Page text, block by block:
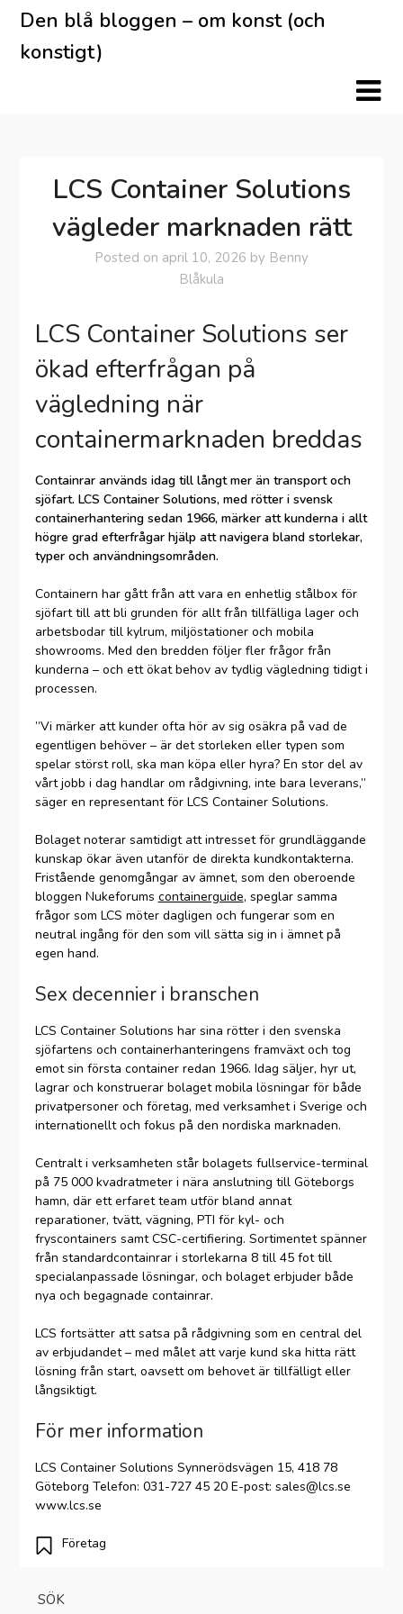
Skip
content
Den blå bloggen – om konst (och
konstigt)
LCS Container Solutions
vägleder marknaden rätt
Posted on april 10, 2026 by Benny
Blåkula
LCS Container Solutions ser
ökad efterfrågan på
vägledning när
containermarknaden breddas
Containrar används idag till långt mer än transport och
sjöfart. LCS Container Solutions, med rötter i svensk
containerhantering sedan 1966, märker att kunderna i allt
högre grad efterfrågar hjälp att navigera bland storlekar,
typer och användningsområden.
Containern har gått från att vara en enhetlig stålbox för
sjöfart till att bli grunden för allt från tillfälliga lager och
arbetsbodar till kylrum, miljöstationer och mobila
showrooms. Med den bredden följer fler frågor från
kunderna – och ett ökat behov av tydlig vägledning tidigt i
processen.
”Vi märker att kunder ofta hör av sig osäkra på vad de
egentligen behöver – är det storleken eller typen som
spelar störst roll, ska man köpa eller hyra? En stor del av
vårt jobb i dag handlar om rådgivning, inte bara leverans,”
säger en representant för LCS Container Solutions.
Bolaget noterar samtidigt att intresset för grundläggande
kunskap ökar även utanför de direkta kundkontakterna.
Fristående genomgångar av ämnet, som den oberoende
bloggen Nukeforums containerguide, speglar samma
frågor som LCS möter dagligen och fungerar som en
neutral ingång för den som vill sätta sig in i ämnet på
egen hand.
Sex decennier i branschen
LCS Container Solutions har sina rötter i den svenska
sjöfartens och containerhanteringens framväxt och tog
emot sin första container redan 1966. Idag säljer, hyr ut,
lagrar och konstruerar bolaget mobila lösningar för både
privatpersoner och företag, med verksamhet i Sverige och
internationellt och fokus på den nordiska marknaden.
Centralt i verksamheten står bolagets fullservice-terminal
på 75 000 kvadratmeter i nära anslutning till Göteborgs
hamn, där ett erfaret team utför bland annat
reparationer, tvätt, vägning, PTI för kyl- och
fryscontainers samt CSC-certifiering. Sortimentet spänner
från standardcontainrar i storlekarna 8 till 45 fot till
specialanpassade lösningar, och bolaget erbjuder både
nya och begagnade containrar.
LCS fortsätter att satsa på rådgivning som en central del
av erbjudandet – med målet att varje kund ska hitta rätt
lösning från start, oavsett om behovet är tillfälligt eller
långsiktigt.
För mer information
LCS Container Solutions Synnerödsvägen 15, 418 78
Göteborg Telefon: 031-727 45 20 E-post: sales@lcs.se
www.lcs.se
Företag
SÖK